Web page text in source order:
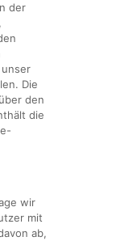
der
Die
den
die
wir
mit
ab,